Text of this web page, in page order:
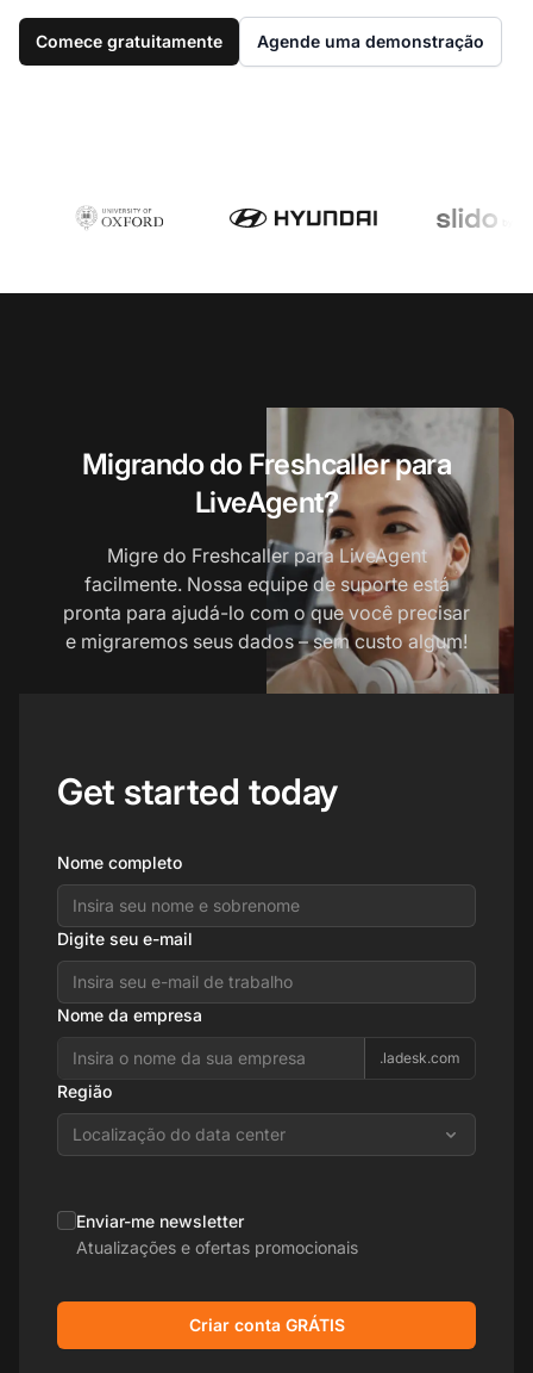
Comece gratuitamente Agende uma demonstração
Migrando do Freshcaller para
LiveAgent?
Migre do Freshcaller para LiveAgent
facilmente. Nossa equipe de suporte está
pronta para ajudá-lo com o que você precisar
e migraremos seus dados – sem custo algum!
Get started today
Nome completo
Digite seu e-mail
Nome da empresa
.ladesk.com
Região
Localização do data center
Enviar-me newsletter
Atualizações e ofertas promocionais
Criar conta GRÁTIS